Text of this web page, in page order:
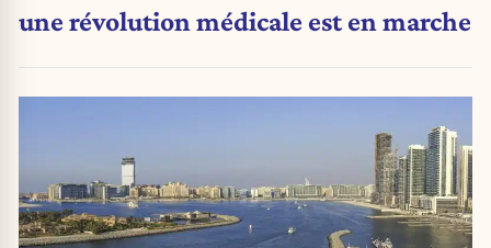
une révolution médicale est en marche